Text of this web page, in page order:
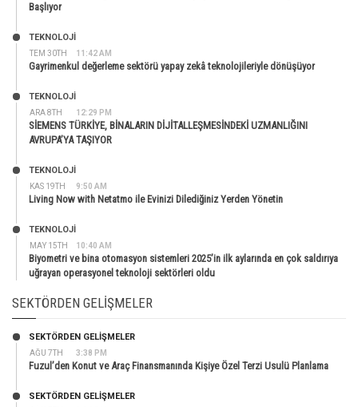
Başlıyor
TEM 30TH 11:42 AM
TEKNOLOJİ
Gayrimenkul değerleme sektörü yapay zekâ teknolojileriyle dönüşüyor
ARA 8TH 12:29 PM
TEKNOLOJİ
SİEMENS TÜRKİYE, BİNALARIN DİJİTALLEŞMESİNDEKİ UZMANLIĞINI
AVRUPA’YA TAŞIYOR
KAS 19TH 9:50 AM
TEKNOLOJİ
Living Now with Netatmo ile Evinizi Dilediğiniz Yerden Yönetin
MAY 15TH 10:40 AM
TEKNOLOJİ
Biyometri ve bina otomasyon sistemleri 2025’in ilk aylarında en çok saldırıya
uğrayan operasyonel teknoloji sektörleri oldu
SEKTÖRDEN GELIŞMELER
AĞU 7TH 3:38 PM
SEKTÖRDEN GELIŞMELER
Fuzul’den Konut ve Araç Finansmanında Kişiye Özel Terzi Usulü Planlama
SEKTÖRDEN GELIŞMELER